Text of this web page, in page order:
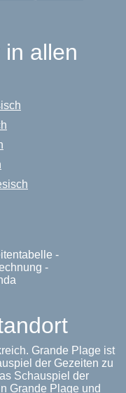
allen
-
-
Grande Plage ist
der Gezeiten zu
Schauspiel der
Grande Plage und